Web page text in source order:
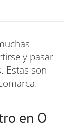
y pasar
Estas son
en O